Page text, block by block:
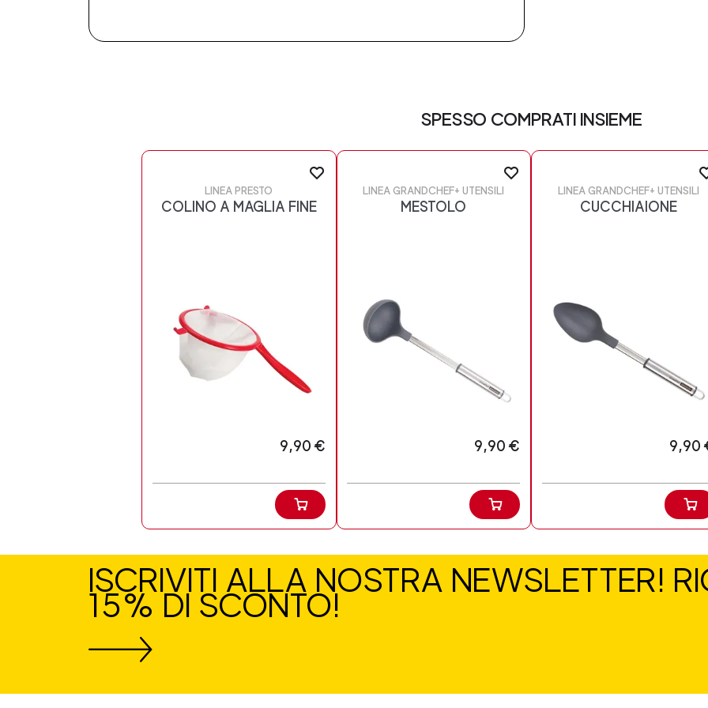
SPESSO COMPRATI INSIEME
LINEA PRESTO
COLINO A MAGLIA FINE
9,90 €
LINEA GRANDCHEF+ UTENSILI
MESTOLO
9,90 €
LINEA GRANDCHEF+ UTENSILI
CUCCHIAIONE
9,90
ISCRIVITI ALLA NOSTRA NEWSLETTER!
15% DI SCONTO!